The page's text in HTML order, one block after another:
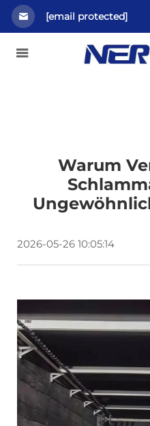
[email protected]
Warum
2026-05-26 10:05:14